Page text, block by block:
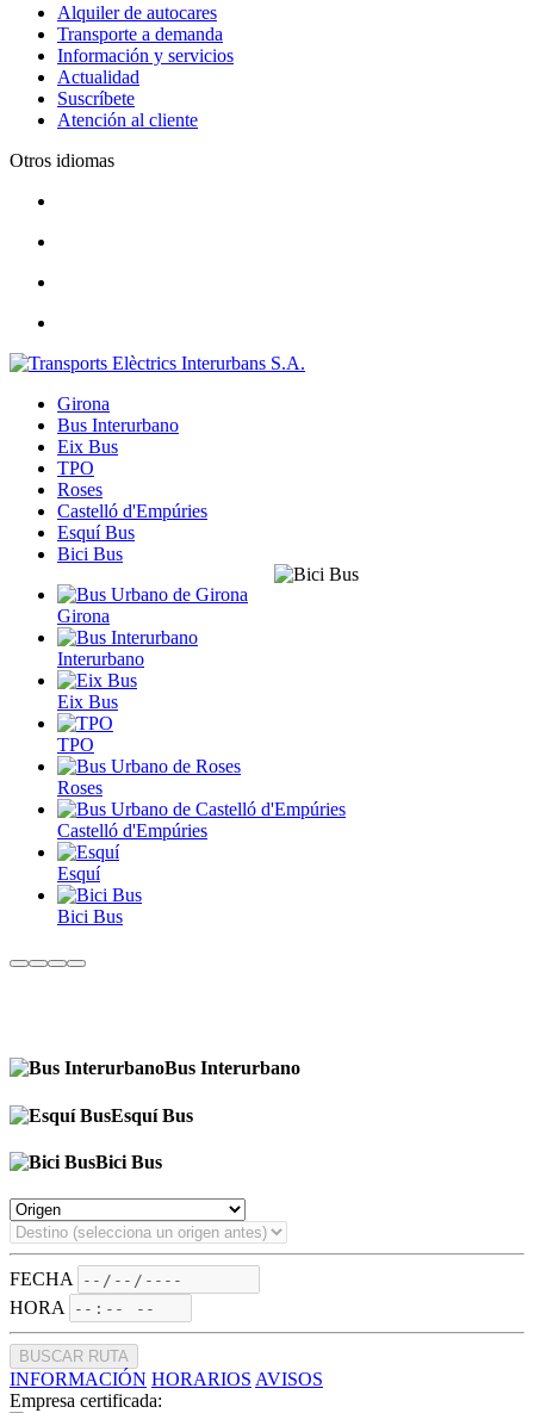
Alquiler de autocares
Transporte a demanda
Información y servicios
Actualidad
Suscríbete
Atención al cliente
Otros idiomas
Girona
Bus Interurbano
Eix Bus
TPO
Roses
Castelló d'Empúries
Esquí Bus
Bici Bus
Girona
Interurbano
Eix Bus
TPO
Roses
Castelló d'Empúries
Esquí
Bici Bus
Bus Interurbano
Esquí Bus
Bici Bus
FECHA
HORA
BUSCAR RUTA
INFORMACIÓN HORARIOS AVISOS
Empresa certificada: